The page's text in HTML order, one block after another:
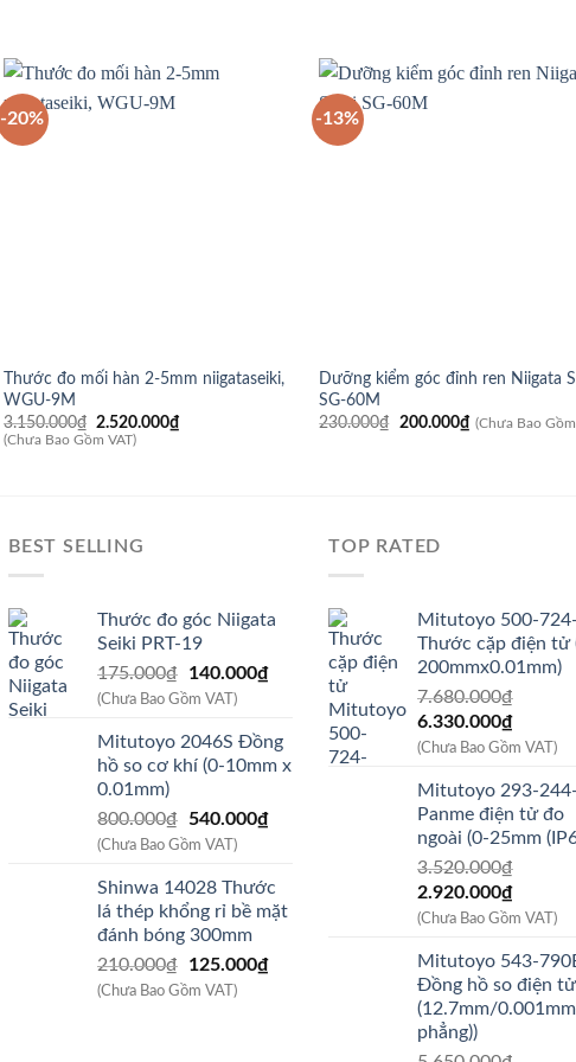
-20%
Thước đo mối hàn 2-5mm niigataseiki,
WGU-9M
3.150.000₫ Giá
gốc
2.520.000₫
(Chưa Bao Gồm VAT)
-13%
Dưỡng kiểm góc đỉnh ren Niigata
SG-60M
230.000₫ Giá
200.000₫Giá
(Chưa Bao Gồm
BEST SELLING
Thước đo góc Niigata
Seiki PRT-19
175.000₫
Giá
gốc
175.000₫.
140.000₫Giá
là:
140.000₫.
(Chưa Bao Gồm VAT)
Mitutoyo 2046S Đồng
hồ so cơ khí (0-10mm x
0.01mm)
800.000₫
Giá
gốc
800.000₫.
540.000₫Giá
là:
540.000₫.
(Chưa Bao Gồm VAT)
Shinwa 14028 Thước
lá thép khổng rỉ bề mặt
đánh bóng 300mm
210.000₫
Giá
gốc
125.000₫Giá
(Chưa Bao Gồm VAT)
TOP RATED
Mitutoyo 500-
Thước cặp điện tử
200mmx0.01mm)
7.680.000₫
Giá
gốc
7.680.000₫.
6.330.000₫Giá
hiện
là:
(Chưa Bao Gồm VAT)
Mitutoyo 293-
Panme điện tử đo
ngoài (0-25mm
3.520.000₫
Giá
gốc
3.520.000₫.
2.920.000₫Giá
hiện
là:
(Chưa Bao Gồm VAT)
Mitutoyo 543-
Đồng hồ so điện tử
(12.7mm/
phẳng))